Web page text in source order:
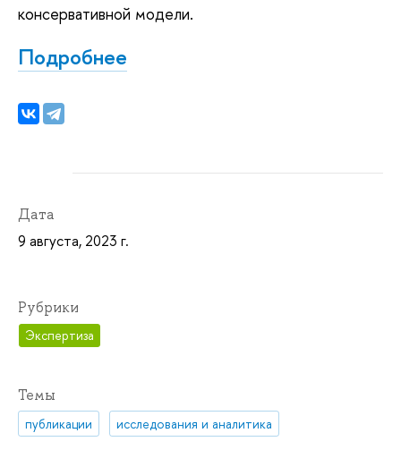
консервативной модели.
Подробнее
Дата
9 августа, 2023 г.
Рубрики
Экспертиза
Темы
публикации исследования и аналитика